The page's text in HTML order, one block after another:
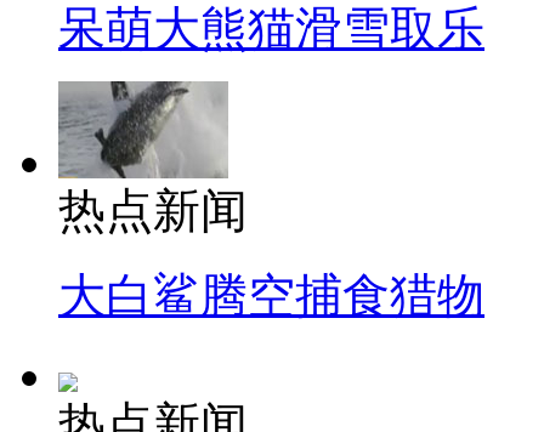
呆萌大熊猫滑雪取乐
热点新闻
大白鲨腾空捕食猎物